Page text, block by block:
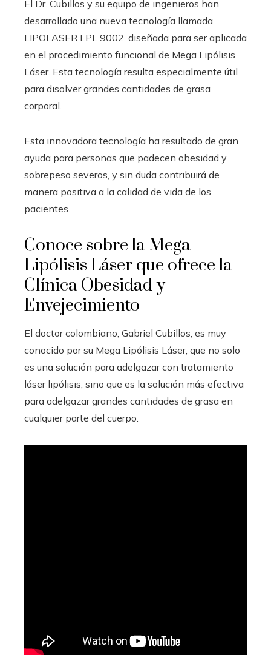
El Dr. Cubillos y su equipo de ingenieros han
desarrollado una nueva tecnología llamada
LIPOLASER LPL 9002, diseñada para ser aplicada
en el procedimiento funcional de Mega Lipólisis
Láser. Esta tecnología resulta especialmente útil
para disolver grandes cantidades de grasa
corporal.
Esta innovadora tecnología ha resultado de gran
ayuda para personas que padecen obesidad y
sobrepeso severos, y sin duda contribuirá de
manera positiva a la calidad de vida de los
pacientes.
Conoce sobre la Mega
Lipólisis Láser que ofrece la
Clínica Obesidad y
Envejecimiento
El doctor colombiano, Gabriel Cubillos, es muy
conocido por su Mega Lipólisis Láser, que no solo
es una solución para adelgazar con tratamiento
láser lipólisis, sino que es la solución más efectiva
para adelgazar grandes cantidades de grasa en
cualquier parte del cuerpo.